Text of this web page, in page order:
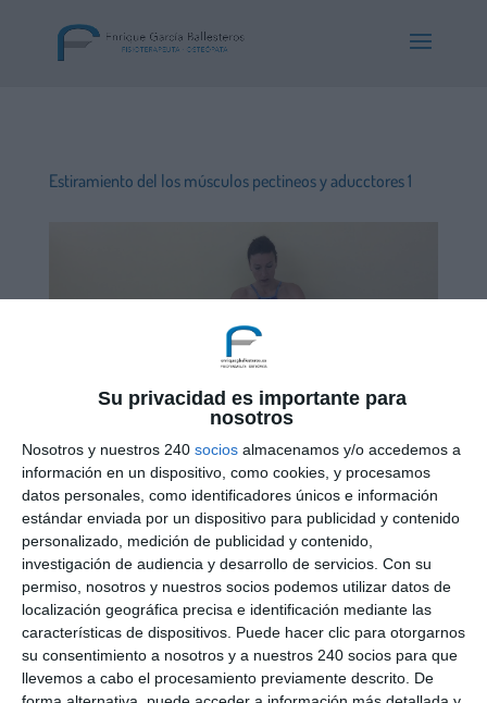
Su privacidad es importante para
nosotros
Nosotros y nuestros 240 socios almacenamos y/o accedemos a
información en un dispositivo, como cookies, y procesamos
datos personales, como identificadores únicos e información
estándar enviada por un dispositivo para publicidad y contenido
personalizado, medición de publicidad y contenido,
investigación de audiencia y desarrollo de servicios. Con su
permiso, nosotros y nuestros socios podemos utilizar datos de
localización geográfica precisa e identificación mediante las
características de dispositivos. Puede hacer clic para otorgarnos
su consentimiento a nosotros y a nuestros 240 socios para que
llevemos a cabo el procesamiento previamente descrito. De
Estiramiento del los músculos pectineos y aducctores 1
Servicios
Drenaje Linfático
Masaje Deportivo
Masaje terapéutico